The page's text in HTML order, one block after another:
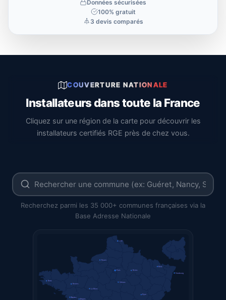
Données sécurisées
100% gratuit
3 devis comparés
COUVERTURE NATIONALE
Installateurs dans toute la France
Cliquez sur une région de la carte pour découvrir les
installateurs certifiés RGE près de chez vous.
Recherchez parmi les 35 000+ communes françaises via la
Base Adresse Nationale
Paris
Nantes
Strasbourg
Lille
Rennes
Reims
Dijon
Rouen
Brest
Angers
Le Mans
Orléans
Metz